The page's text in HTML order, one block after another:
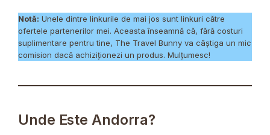
Notă: Unele dintre linkurile de mai jos sunt linkuri către
ofertele partenerilor mei. Aceasta înseamnă că, fără costuri
suplimentare pentru tine, The Travel Bunny va câștiga un mic
comision dacă achiziționezi un produs. Mulțumesc!
Unde Este Andorra?